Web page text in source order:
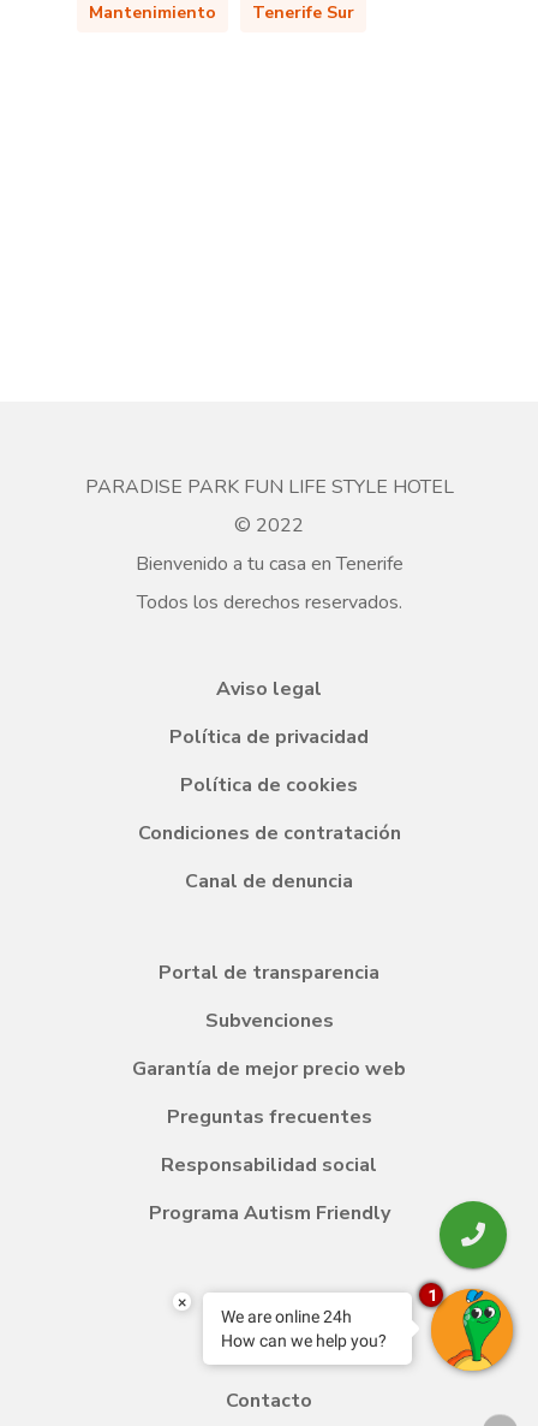
Mantenimiento Tenerife Sur
PARADISE PARK FUN LIFE STYLE HOTEL
© 2022
Bienvenido a tu casa en Tenerife
Todos los derechos reservados.
Aviso legal
Política de privacidad
Política de cookies
Condiciones de contratación
Canal de denuncia
Portal de transparencia
Subvenciones
Garantía de mejor precio web
Preguntas frecuentes
Responsabilidad social
Programa Autism Friendly
Transfer
Contacto
×
We are online 24h
How can we help you?
1